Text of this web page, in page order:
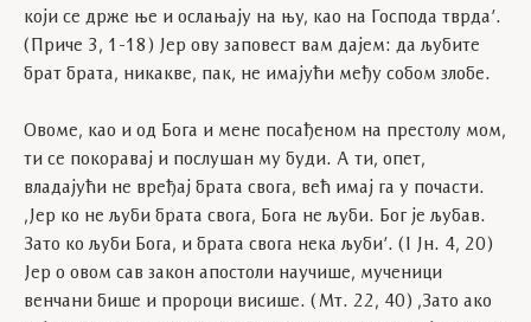
који се држе ње и ослањају на њу, као на Господа тврда’.
(Приче 3, 1-18) Јер ову заповест вам дајем: да љубите
брат брата, никакве, пак, не имајући међу собом злобе.
Овоме, као и од Бога и мене посађеном на престолу мом,
ти се покоравај и послушан му буди. А ти, опет,
владајући не вређај брата свога, већ имај га у почасти.
,Јер ко не љуби брата свога, Бога не љуби. Бог је љубав.
Зато ко љуби Бога, и брата свога нека љуби’. (І Јн. 4, 20)
Јер о овом сав закон апостоли научише, мученици
венчани бише и пророци висише. (Мт. 22, 40) ,Зато ако